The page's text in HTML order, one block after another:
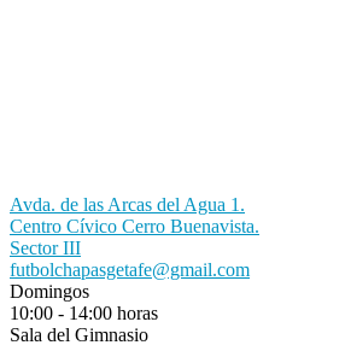
Avda. de las Arcas del Agua 1.
Centro Cívico Cerro Buenavista.
Sector III
futbolchapasgetafe@gmail.com
Domingos
10:00 - 14:00 horas
Sala del Gimnasio